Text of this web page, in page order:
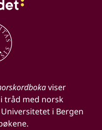
viser
tråd med norsk
i Bergen